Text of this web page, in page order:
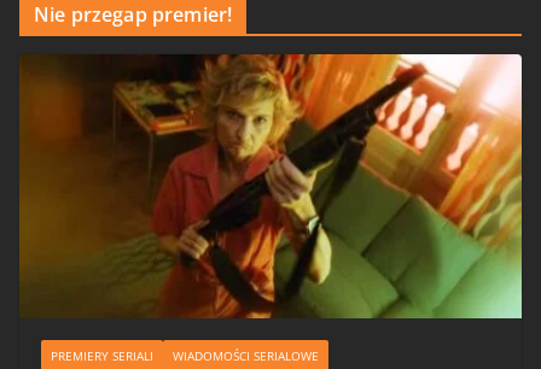
Nie przegap premier!
PREMIERY SERIALI WIADOMOŚCI SERIALOWE